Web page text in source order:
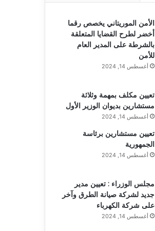
الأمن الموريتاني يخصص رقما
أخضر لطرح القضايا المتعلقة
بالشرطة على المدير العام
للأمن
أغسطس 14, 2024
تعيين مكلف بمهمة وثلاثة
مستشارين بديوان الوزير الأول
أغسطس 14, 2024
تعيين مستشارين برئاسة
الجمهورية
أغسطس 14, 2024
مجلس الوزراء : تعيين مدير
جديد لشركة صيانة الطرق وآخر
على شركة الكهرباء
أغسطس 14, 2024